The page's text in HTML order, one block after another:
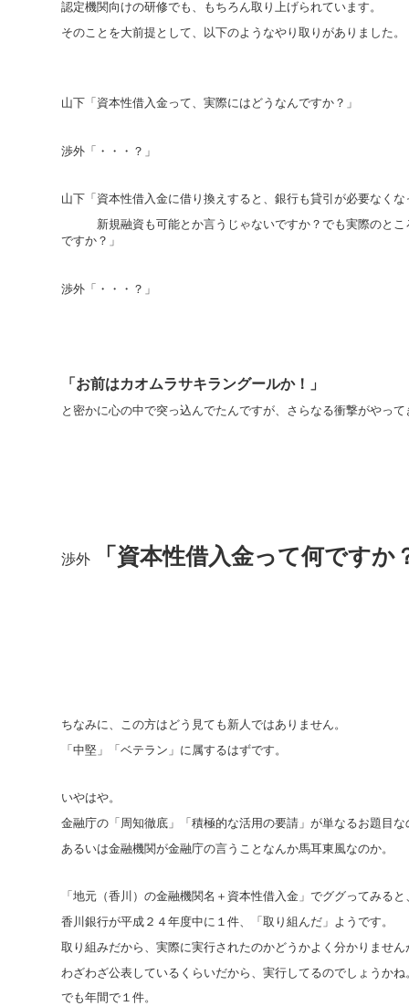
認定機関向けの研修でも、もちろん取り上げられています。
そのことを大前提として、以下のようなやり取りがありました。
山下「資本性借入金って、実際にはどうなんですか？」
渉外「・・・？」
山下「資本性借入金に借り換えすると、銀行も貸引が必要なくな
新規融資も可能とか言うじゃないですか？でも実際のとこ
ですか？」
渉外「・・・？」
「お前はカオムラサキラングールか！」
と密かに心の中で突っ込んでたんですが、さらなる衝撃がやって
渉外 「資本性借入金って何ですか
ちなみに、この方はどう見ても新人ではありません。
「中堅」「ベテラン」に属するはずです。
いやはや。
金融庁の「周知徹底」「積極的な活用の要請」が単なるお題目な
あるいは金融機関が金融庁の言うことなんか馬耳東風なのか。
「地元（香川）の金融機関名＋資本性借入金」でググってみると
香川銀行が平成２４年度中に１件、「取り組んだ」ようです。
取り組みだから、実際に実行されたのかどうかよく分かりません
わざわざ公表しているくらいだから、実行してるのでしょうかね
でも年間で１件。